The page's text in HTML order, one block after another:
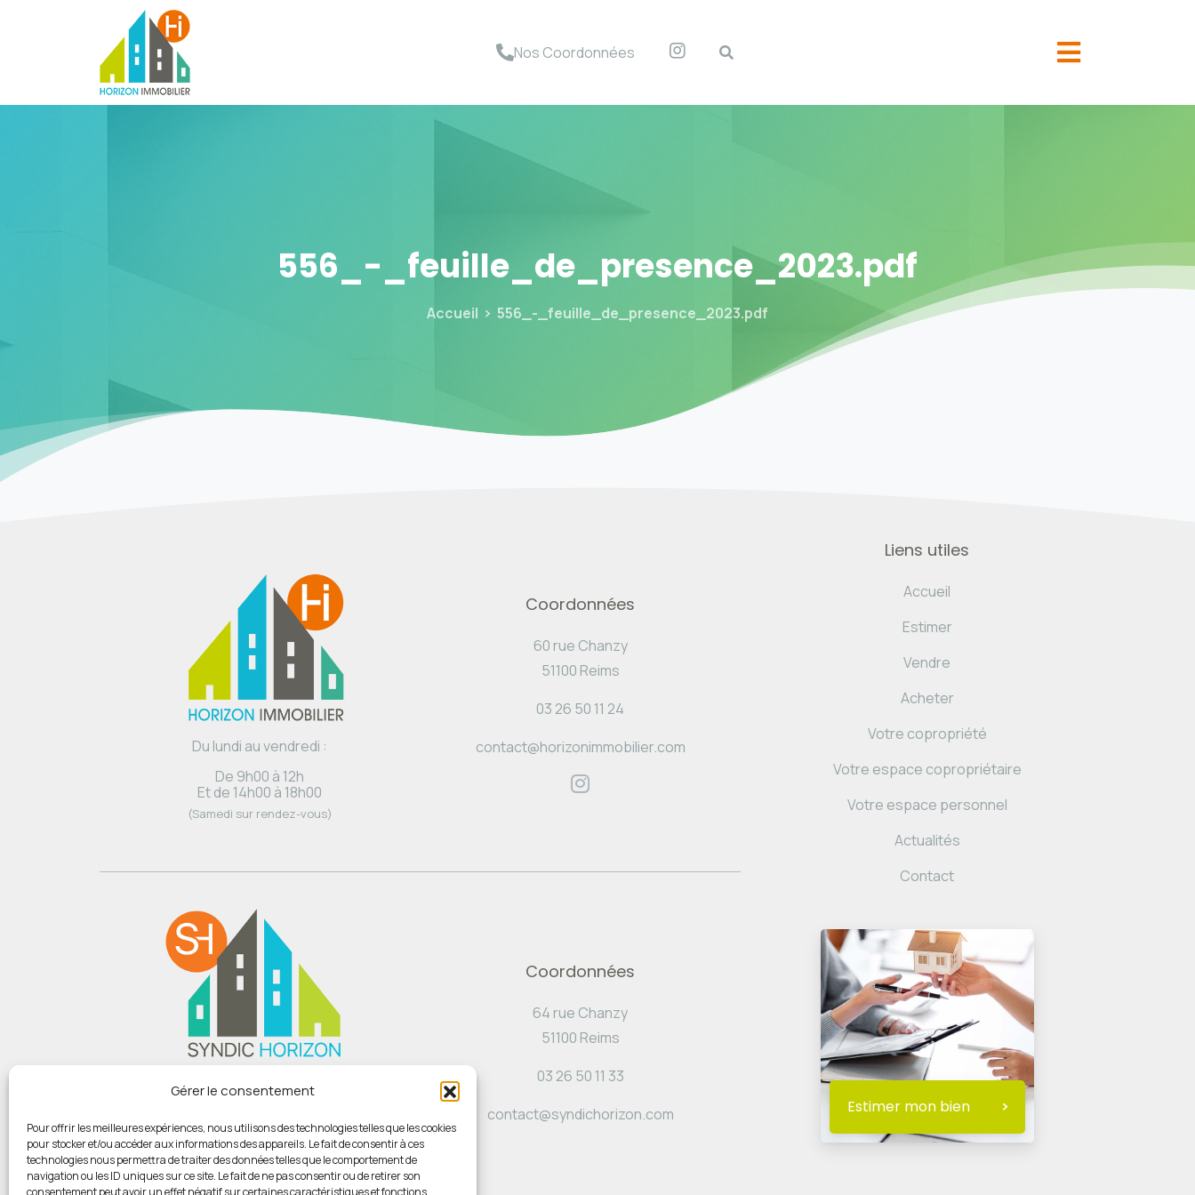
Gérer le consentement
Pour offrir les meilleures expériences, nous utilisons des technologies telles que les cookies
pour stocker et/ou accéder aux informations des appareils. Le fait de consentir à ces
technologies nous permettra de traiter des données telles que le comportement de
navigation ou les ID uniques sur ce site. Le fait de ne pas consentir ou de retirer son
consentement peut avoir un effet négatif sur certaines caractéristiques et fonctions.
Nos Coordonnées
556_-_feuille_de_presence_2023.pdf
Accueil 556_-_feuille_de_presence_2023.pdf
Du lundi au vendredi :
De 9h00 à 12h
Et de 14h00 à 18h00
(Samedi sur rendez-vous)
Coordonnées
60 rue Chanzy
51100 Reims
03 26 50 11 24
contact@horizonimmobilier.com
Du lundi au vendredi :
Et de 14h00 à 18h00
(Samedi sur rendez-vous)
Coordonnées
64 rue Chanzy
51100 Reims
03 26 50 11 33
contact@syndichorizon.com
Liens utiles
Accueil
Estimer
Vendre
Acheter
Votre copropriété
Votre espace copropriétaire
Votre espace personnel
Actualités
Contact
Estimer mon bien